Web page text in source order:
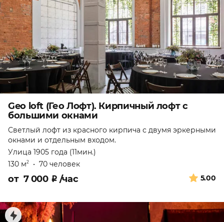
Geo loft (Гео Лофт). Кирпичный лофт с
большими окнами
Светлый лофт из красного кирпича с двумя эркерными
окнами и отдельным входом.
Улица 1905 года (11мин.)
130 м2 • 70 человек
5.00
от 7 000 ₽ /час